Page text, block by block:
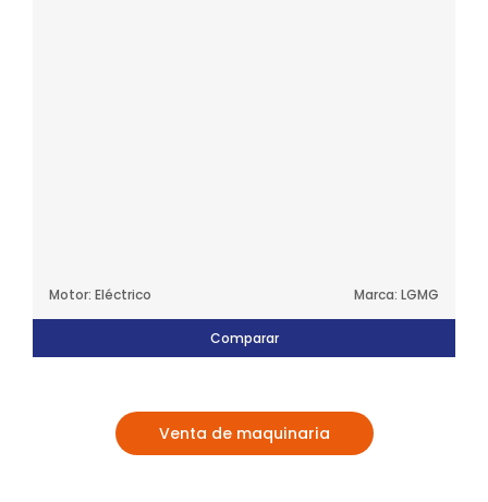
Motor: Eléctrico Marca: LGMG
Comparar
Venta de maquinaria